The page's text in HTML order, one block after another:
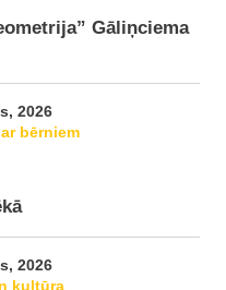
Gāliņciema
2026
bērniem
2026
kultūra